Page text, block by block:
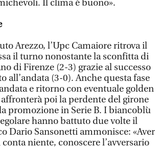
Il clima è buono».
Arezzo, l’Upc Camaiore ritrova il
il turno nonostante la sconfitta di
di Firenze (2-3) grazie al successo
all’andata (3-0). Anche questa fase
e ritorno con eventuale golden
poi la perdente del girone
promozione in Serie B. I biancoblù
hanno battuto due volte il
Dario Sansonetti ammonisce: «Aver
niente, conoscere l’avversario